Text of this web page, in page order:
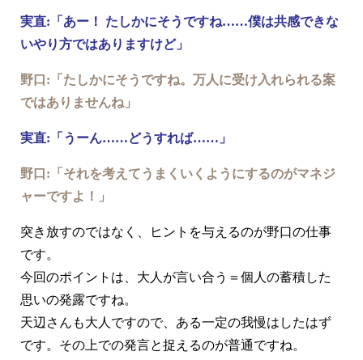
実直:「あー！ たしかにそうですね……僕は共感できな
いやり方ではありますけど」
野口:「たしかにそうですね。万人に受け入れられる案
ではありませんね」
実直:「うーん……どうすれば……」
野口:「それを考えてうまくいくようにするのがマネジ
ャーですよ！」
突き放すのではなく、ヒントを与えるのが野口の仕事
です。
今回のポイントは、大人が言い合う＝個人の蓄積した
思いの発露ですね。
天辺さんも大人ですので、ある一定の我慢はしたはず
です。その上での発言と捉えるのが普通ですね。